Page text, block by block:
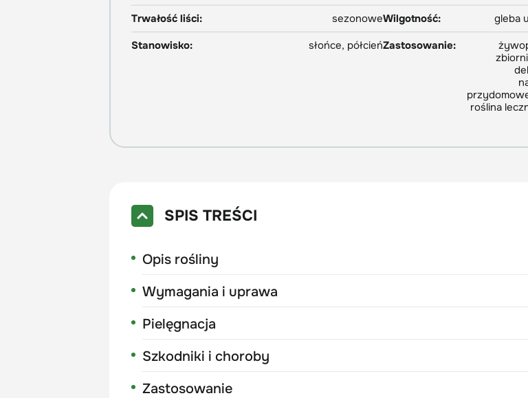
Trwałość liści:
sezonoweWilgotność:
gleba
Stanowisko:
słońce, półcieńZastosowanie:
roślina
SPIS TREŚCI
Opis rośliny
Wymagania i uprawa
Pielęgnacja
Szkodniki i choroby
Zastosowanie